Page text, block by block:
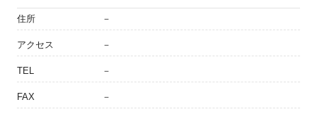
住所 －
アクセス －
TEL －
FAX －